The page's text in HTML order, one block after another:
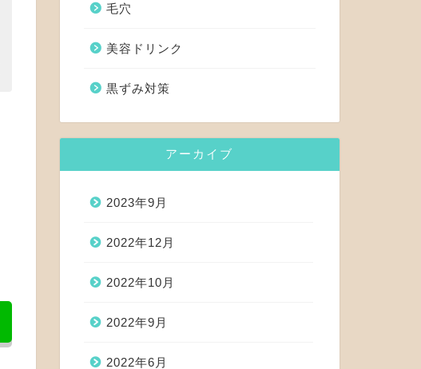
毛穴
美容ドリンク
黒ずみ対策
アーカイブ
2023年9月
2022年12月
2022年10月
2022年9月
2022年6月